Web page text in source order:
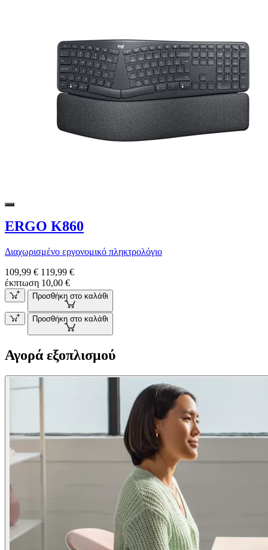
ERGO K860
Διαχωρισμένο εργονομικό πληκτρολόγιο
109,99 € 119,99 €
έκπτωση 10,00 €
Προσθήκη στο καλάθι
Προσθήκη στο καλάθι
Αγορά εξοπλισμού